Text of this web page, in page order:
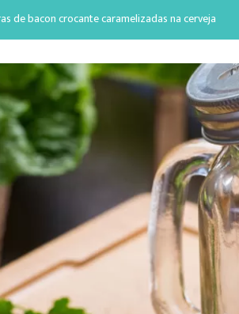
de bacon crocante caramelizadas na cerveja